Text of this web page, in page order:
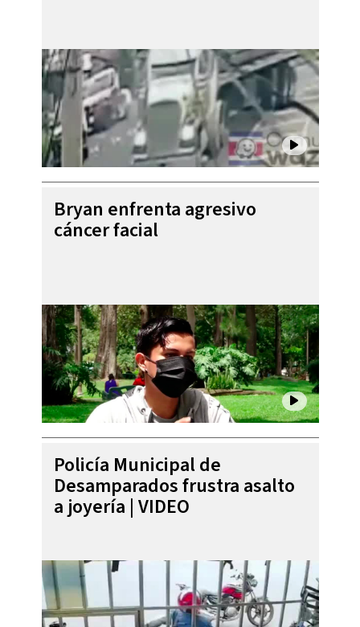
Bryan enfrenta agresivo
cáncer facial
Policía Municipal de
Desamparados frustra asalto
a joyería | VIDEO